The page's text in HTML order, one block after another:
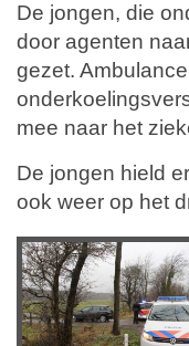
De jongen, die
door agenten
gezet.
mee naar het
De jongen hield
ook weer op het